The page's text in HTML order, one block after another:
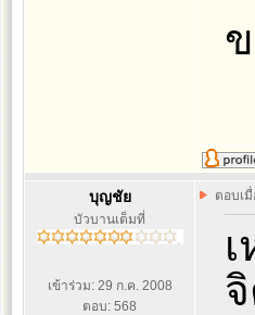
บุญชัย
บัวบานเต็มที่
เข้าร่วม: 29 ก.ค. 2008
ตอบ: 568
ตอบเ